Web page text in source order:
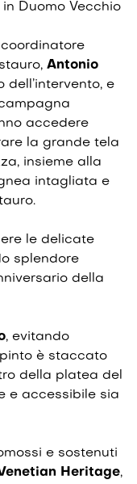
Duomo Vecchio
coordinatore
Antonio
e
accedere
la grande tela
insieme alla
intagliata e
le delicate
splendore
della
, evitando
è staccato
della platea del
e accessibile sia
e sostenuti
Heritage,